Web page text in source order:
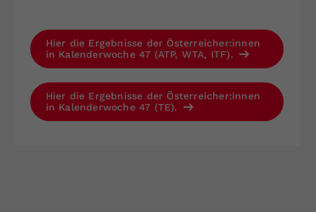
Hier die Ergebnisse der Österreicher:innen
in Kalenderwoche 47 (ATP, WTA, ITF).
Hier die Ergebnisse der Österreicher:innen
in Kalenderwoche 47 (TE).